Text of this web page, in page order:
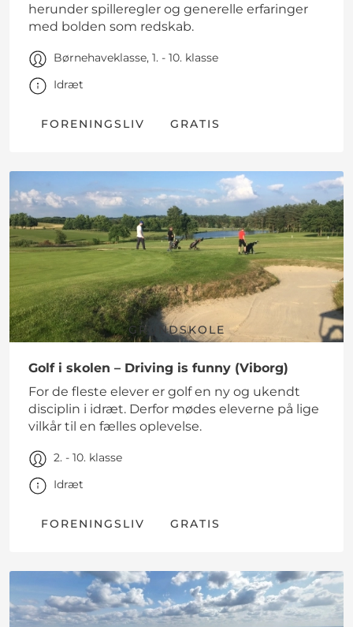
herunder spilleregler og generelle erfaringer
med bolden som redskab.
Børnehaveklasse, 1. - 10. klasse
Idræt
FORENINGSLIV GRATIS
GRUNDSKOLE
Golf i skolen – Driving is funny (Viborg)
For de fleste elever er golf en ny og ukendt
disciplin i idræt. Derfor mødes eleverne på lige
vilkår til en fælles oplevelse.
2. - 10. klasse
Idræt
FORENINGSLIV GRATIS